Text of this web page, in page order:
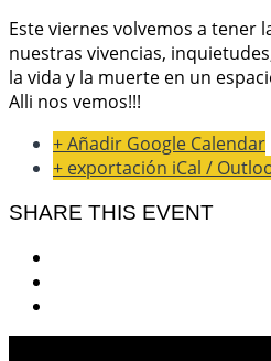
Este viernes volvemos a tener
nuestras vivencias,
la vida y la muerte en un
Alli nos vemos!!!
+ Añadir Google Calendar
+ exportación iCal /
SHARE THIS EVENT